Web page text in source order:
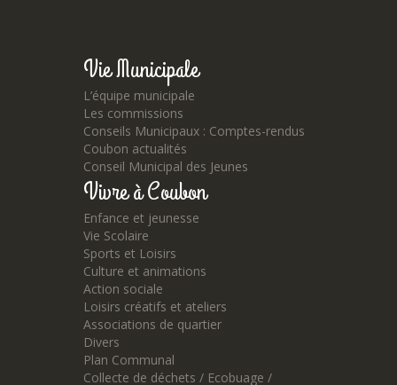
Vie Municipale
L’équipe municipale
Les commissions
Conseils Municipaux : Comptes-rendus
Coubon actualités
Conseil Municipal des Jeunes
Vivre à Coubon
Enfance et jeunesse
Vie Scolaire
Sports et Loisirs
Culture et animations
Action sociale
Loisirs créatifs et ateliers
Associations de quartier
Divers
Plan Communal
Collecte de déchets / Ecobuage /